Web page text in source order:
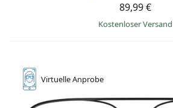
89,99 €
Kostenloser Versand
VirtuelleAnprobe